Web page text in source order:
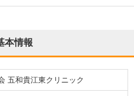
本情報
五和貴江東クリニック